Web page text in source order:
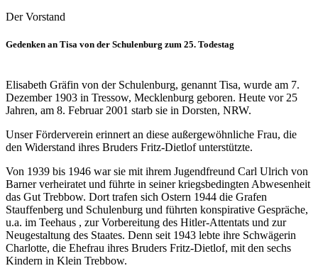
Der Vorstand
Gedenken an Tisa von der Schulenburg zum 25. Todestag
Elisabeth Gräfin von der Schulenburg, genannt Tisa, wurde am 7.
Dezember 1903 in Tressow, Mecklenburg geboren. Heute vor 25
Jahren, am 8. Februar 2001 starb sie in Dorsten, NRW.
Unser Förderverein erinnert an diese außergewöhnliche Frau, die
den Widerstand ihres Bruders Fritz-Dietlof unterstützte.
Von 1939 bis 1946 war sie mit ihrem Jugendfreund Carl Ulrich von
Barner verheiratet und führte in seiner kriegsbedingten Abwesenheit
das Gut Trebbow. Dort trafen sich Ostern 1944 die Grafen
Stauffenberg und Schulenburg und führten konspirative Gespräche,
u.a. im Teehaus , zur Vorbereitung des Hitler-Attentats und zur
Neugestaltung des Staates. Denn seit 1943 lebte ihre Schwägerin
Charlotte, die Ehefrau ihres Bruders Fritz-Dietlof, mit den sechs
Kindern in Klein Trebbow.